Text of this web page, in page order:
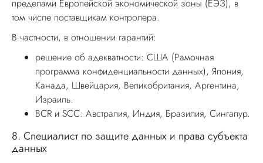
пределами Европейской экономической зоны (ЕЭЗ), в
том числе поставщикам контролера.
В частности, в отношении гарантий:
решение об адекватности: США (Рамочная
программа конфиденциальности данных), Япония,
Канада, Швейцария, Великобритания, Аргентина,
Израиль.
BCR и SCC: Австралия, Индия, Бразилия, Сингапур.
8. Специалист по защите данных и права субъекта
данных